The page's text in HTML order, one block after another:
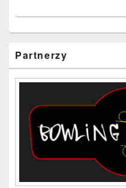
Partnerzy